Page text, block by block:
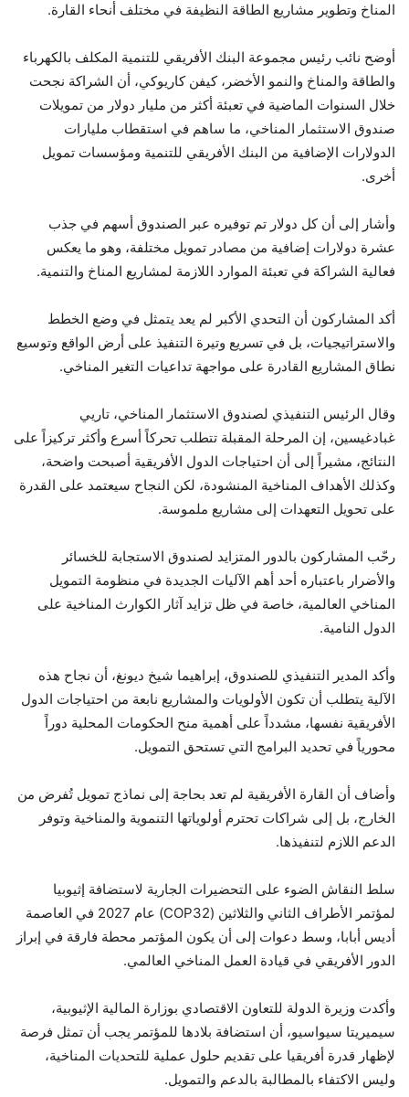
المناخ وتطوير مشاريع الطاقة النظيفة في مختلف أنحاء القارة.
أوضح نائب رئيس مجموعة البنك الأفريقي للتنمية المكلف بالكهرباء
والطاقة والمناخ والنمو الأخضر، كيفن كاريوكي، أن الشراكة نجحت
خلال السنوات الماضية في تعبئة أكثر من مليار دولار من تمويلات
صندوق الاستثمار المناخي، ما ساهم في استقطاب مليارات
الدولارات الإضافية من البنك الأفريقي للتنمية ومؤسسات تمويل
أخرى.
وأشار إلى أن كل دولار تم توفيره عبر الصندوق أسهم في جذب
عشرة دولارات إضافية من مصادر تمويل مختلفة، وهو ما يعكس
فعالية الشراكة في تعبئة الموارد اللازمة لمشاريع المناخ والتنمية.
أكد المشاركون أن التحدي الأكبر لم يعد يتمثل في وضع الخطط
والاستراتيجيات، بل في تسريع وتيرة التنفيذ على أرض الواقع وتوسيع
نطاق المشاريع القادرة على مواجهة تداعيات التغير المناخي.
وقال الرئيس التنفيذي لصندوق الاستثمار المناخي، تاريي
غبادغيسين، إن المرحلة المقبلة تتطلب تحركاً أسرع وأكثر تركيزاً على
النتائج، مشيراً إلى أن احتياجات الدول الأفريقية أصبحت واضحة،
وكذلك الأهداف المناخية المنشودة، لكن النجاح سيعتمد على القدرة
على تحويل التعهدات إلى مشاريع ملموسة.
رحّب المشاركون بالدور المتزايد لصندوق الاستجابة للخسائر
والأضرار باعتباره أحد أهم الآليات الجديدة في منظومة التمويل
المناخي العالمية، خاصة في ظل تزايد آثار الكوارث المناخية على
الدول النامية.
وأكد المدير التنفيذي للصندوق، إبراهيما شيخ ديونغ، أن نجاح هذه
الآلية يتطلب أن تكون الأولويات والمشاريع نابعة من احتياجات الدول
الأفريقية نفسها، مشدداً على أهمية منح الحكومات المحلية دوراً
محورياً في تحديد البرامج التي تستحق التمويل.
وأضاف أن القارة الأفريقية لم تعد بحاجة إلى نماذج تمويل تُفرض من
الخارج، بل إلى شراكات تحترم أولوياتها التنموية والمناخية وتوفر
الدعم اللازم لتنفيذها.
سلط النقاش الضوء على التحضيرات الجارية لاستضافة إثيوبيا
لمؤتمر الأطراف الثاني والثلاثين (COP32) عام 2027 في العاصمة
أديس أبابا، وسط دعوات إلى أن يكون المؤتمر محطة فارقة في إبراز
الدور الأفريقي في قيادة العمل المناخي العالمي.
وأكدت وزيرة الدولة للتعاون الاقتصادي بوزارة المالية الإثيوبية،
سيميريتا سيواسيو، أن استضافة بلادها للمؤتمر يجب أن تمثل فرصة
لإظهار قدرة أفريقيا على تقديم حلول عملية للتحديات المناخية،
وليس الاكتفاء بالمطالبة بالدعم والتمويل.